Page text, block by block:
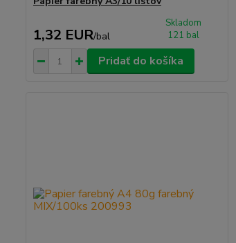
1,32 EUR/bal
Skladom
121 bal
Pridať do košíka